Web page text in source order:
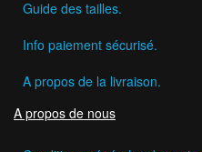
Guide des tailles.
Info paiement sécurisé.
A propos de la livraison.
A propos de nous